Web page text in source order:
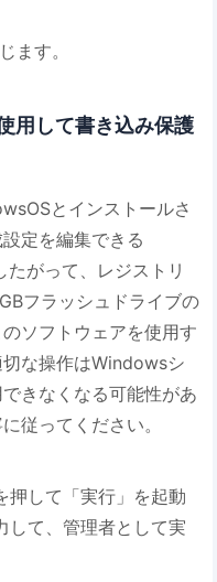
ます。
用して書き込み保護
とインストールさ
定を編集できる
がって、レジストリ
フラッシュドライブの
ソフトウェアを使用す
な操作はWindowsシ
きなくなる可能性があ
従ってください。
押して「実行」を起動
して、管理者として実